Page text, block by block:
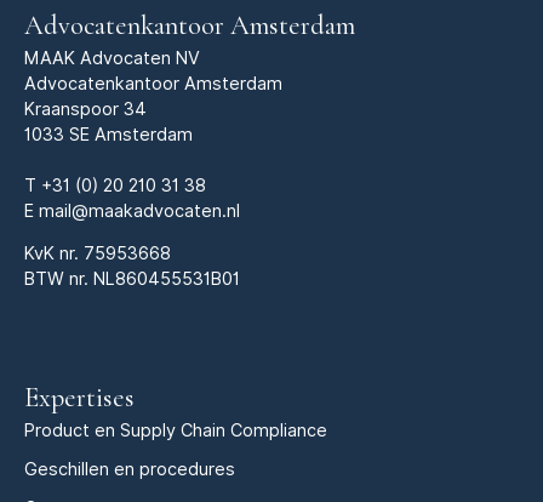
Advocatenkantoor Amsterdam
MAAK Advocaten NV
Advocatenkantoor Amsterdam
Kraanspoor 34
1033 SE Amsterdam
T +31 (0) 20 210 31 38
E mail@maakadvocaten.nl
KvK nr. 75953668
BTW nr. NL860455531B01
Expertises
Product en Supply Chain Compliance
Geschillen en procedures